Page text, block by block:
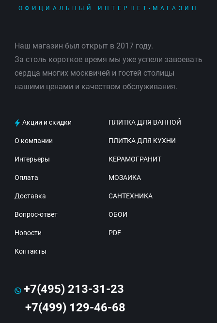
ОФИЦИАЛЬНЫЙ ИНТЕРНЕТ-МАГАЗИН
Наш магазин был открыт в 2017 году.
За столь короткое время мы уже успели завоевать
сердца многих москвичей и гостей столицы
нашими ценами и качеством обслуживания.
Акции и скидки
О компании
Интерьеры
Оплата
Доставка
Вопрос-ответ
Новости
Контакты
ПЛИТКА ДЛЯ ВАННОЙ
ПЛИТКА ДЛЯ КУХНИ
КЕРАМОГРАНИТ
МОЗАИКА
САНТЕХНИКА
ОБОИ
PDF
+7(495) 213-31-23
+7(499) 129-46-68